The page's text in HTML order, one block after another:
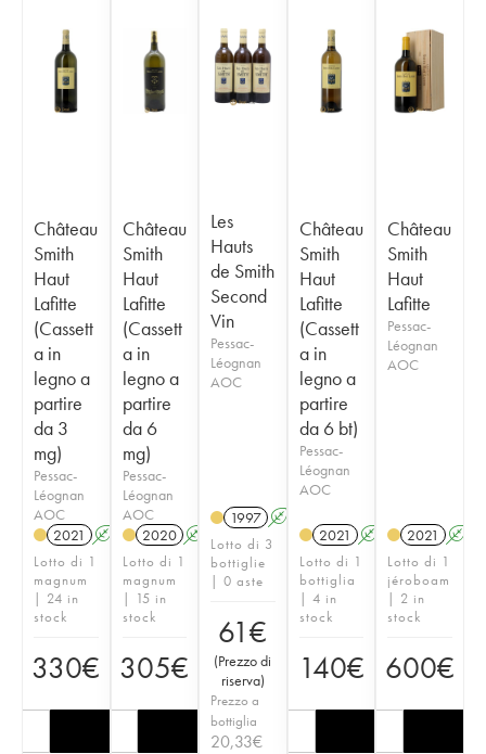
Château
Smith
Haut
Lafitte
(Cassett
a in
legno a
partire
da 3
mg)
Pessac-
Léognan
AOC
2021
A T
Lotto di 1
magnum
| 24 in
stock
330€
Château
Smith
Haut
Lafitte
(Cassett
a in
legno a
partire
da 6
mg)
Pessac-
Léognan
AOC
2020 A T
Lotto di 1
magnum
| 15 in
stock
305€
Les
Hauts
de Smith
Second
Vin
Pessac-
Léognan
AOC
1997 A
Lotto di 3
bottiglie
| 0 aste
61€
(Prezzo di
riserva)
Prezzo a
bottiglia
20,33€
Château
Smith
Haut
Lafitte
(Cassett
a in
legno a
partire
da 6 bt)
Pessac-
Léognan
AOC
2021 A T
Lotto di 1
bottiglia
| 4 in
stock
140€
Château
Smith
Haut
Lafitte
Pessac-
Léognan
AOC
2021 A
Lotto di 1
jéroboam
| 2 in
stock
600€